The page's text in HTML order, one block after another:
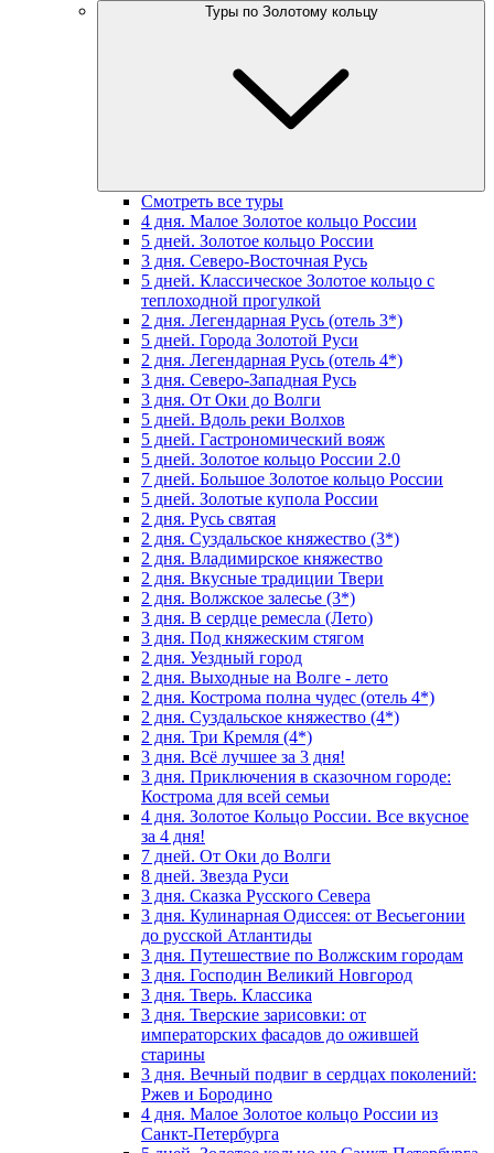
Туры по Золотому кольцу
Смотреть все туры
4 дня. Малое Золотое кольцо России
5 дней. Золотое кольцо России
3 дня. Северо-Восточная Русь
5 дней. Классическое Золотое кольцо с
теплоходной прогулкой
2 дня. Легендарная Русь (отель 3*)
5 дней. Города Золотой Руси
2 дня. Легендарная Русь (отель 4*)
3 дня. Северо-Западная Русь
3 дня. От Оки до Волги
5 дней. Вдоль реки Волхов
5 дней. Гастрономический вояж
5 дней. Золотое кольцо России 2.0
7 дней. Большое Золотое кольцо России
5 дней. Золотые купола России
2 дня. Русь святая
2 дня. Суздальское княжество (3*)
2 дня. Владимирское княжество
2 дня. Вкусные традиции Твери
2 дня. Волжское залесье (3*)
3 дня. В сердце ремесла (Лето)
3 дня. Под княжеским стягом
2 дня. Уездный город
2 дня. Выходные на Волге - лето
2 дня. Кострома полна чудес (отель 4*)
2 дня. Суздальское княжество (4*)
2 дня. Три Кремля (4*)
3 дня. Всё лучшее за 3 дня!
3 дня. Приключения в сказочном городе:
Кострома для всей семьи
4 дня. Золотое Кольцо России. Все вкусное
за 4 дня!
7 дней. От Оки до Волги
8 дней. Звезда Руси
3 дня. Сказка Русского Севера
3 дня. Кулинарная Одиссея: от Весьегонии
до русской Атлантиды
3 дня. Путешествие по Волжским городам
3 дня. Господин Великий Новгород
3 дня. Тверь. Классика
3 дня. Тверские зарисовки: от
императорских фасадов до ожившей
старины
3 дня. Вечный подвиг в сердцах поколений:
Ржев и Бородино
4 дня. Малое Золотое кольцо России из
Санкт-Петербурга